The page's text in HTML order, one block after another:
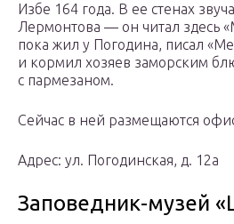
Избе 164 года. В ее стенах
Лермонтова — он читал здесь
пока жил у Погодина, писал
и кормил хозяев заморским
с пармезаном.
Сейчас в ней размещаются
Адрес: ул. Погодинская, д. 12а
Заповедник-музей